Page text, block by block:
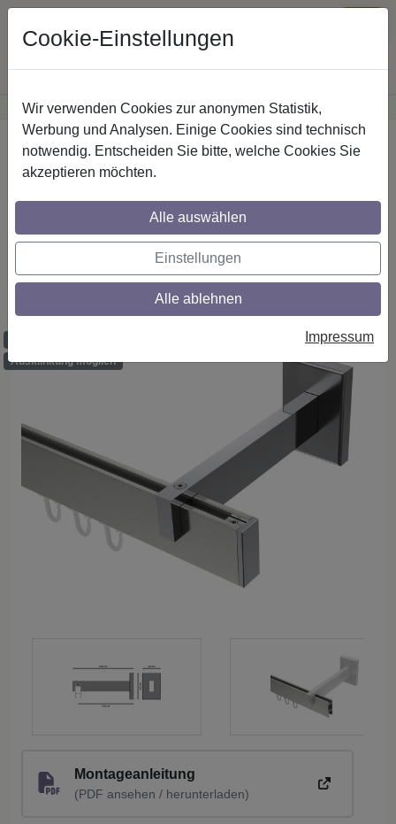
Günstige Versandkosteninnerhalb Österreichs· Sichere Zahlung
Startseite Innenlaufstangen Aluminium / Metall
Gardinenstangen mit eckigem Innenlauf
aus Aluminium / Metall in 14x35 mm, 1-
läufig, Modell SMARTLINE - Paxo
Edelstahl-Optik / Chrom (Wandabstand
Ausklinkung möglich
Montageanleitung
(PDF ansehen / herunterladen)
Cookie-Einstellungen
Wir verwenden Cookies zur anonymen Statistik,
Werbung und Analysen. Einige Cookies sind technisch
notwendig. Entscheiden Sie bitte, welche Cookies Sie
akzeptieren möchten.
Alle auswählen
Einstellungen
Alle ablehnen
Impressum